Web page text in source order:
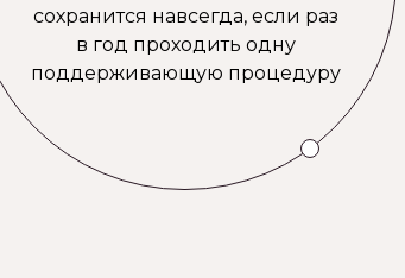
сохранится навсегда, если раз
в год проходить одну
поддерживающую процедуру